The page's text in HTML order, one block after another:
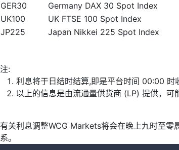
GER30
Germany DAX 30 Spot Index
UK100
UK FTSE 100 Spot Index
JP225
Japan Nikkei 225 Spot Index
注:
利息将于日结时结算,即是平台时间 00:00 时
以上的信息是由流通量供货商 (LP) 提供，可
有关利息调整WCG Markets将会在晚上九时至零
系。